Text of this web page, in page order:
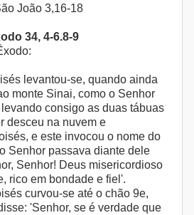
João 3,16-18
34, 4-6.8-9
levantou-se, quando ainda
monte Sinai, como o Senhor
consigo as duas tábuas
desceu na nuvem e
e este invocou o nome do
Senhor passava diante dele
Senhor! Deus misericordioso
rico em bondade e fiel'.
curvou-se até o chão 9e,
'Senhor, se é verdade que